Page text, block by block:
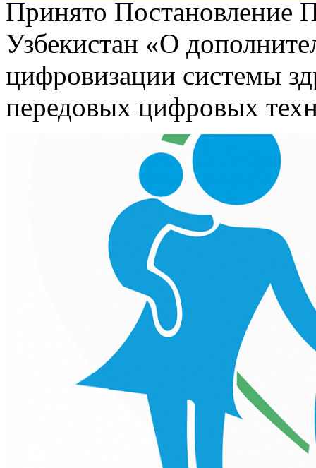
Принято Постановление
Узбекистан «О
цифровизации системы
передовых цифровых